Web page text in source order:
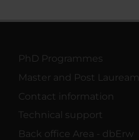
PhD Programmes
Master and Post Lauream
Contact information
Technical support
Back office Area - dbErw